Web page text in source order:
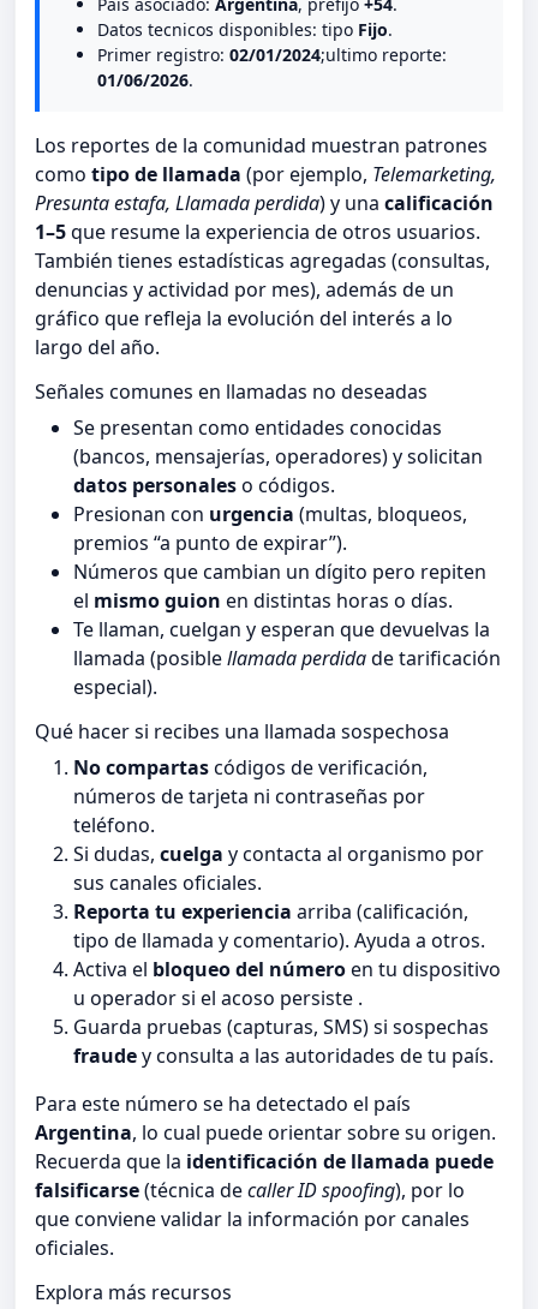
Datos tecnicos disponibles: tipo Fijo.
Primer registro: 02/01/2024;ultimo reporte:
01/06/2026.
Los reportes de la comunidad muestran patrones
como tipo de llamada (por ejemplo, Telemarketing,
Presunta estafa, Llamada perdida) y una calificación
1–5que resume la experiencia de otros usuarios.
También tienes estadísticas agregadas (consultas,
denuncias y actividad por mes), además de un
gráfico que refleja la evolución del interés a lo
largo del año.
Señales comunes en llamadas no deseadas
Se presentan como entidades conocidas
(bancos, mensajerías, operadores) y solicitan
datos personaleso códigos.
Presionan con urgencia (multas, bloqueos,
premios “a punto de expirar”).
Números que cambian un dígito pero repiten
el mismo guion en distintas horas o días.
Te llaman, cuelgan y esperan que devuelvas la
llamada (posiblellamada perdidade tarificación
especial).
Qué hacer si recibes una llamada sospechosa
No compartascódigos de verificación,
números de tarjeta ni contraseñas por
teléfono.
Si dudas, cuelga y contacta al organismo por
sus canales oficiales.
Reporta tu experiencia arriba (calificación,
tipo de llamada y comentario). Ayuda a otros.
Activa el bloqueo del númeroen tu dispositivo
u operador si el acoso persiste .
Guarda pruebas (capturas, SMS) si sospechas
fraudey consulta a las autoridades de tu país.
Para este número se ha detectado el país
Argentina, lo cual puede orientar sobre su origen.
Recuerda que la identificación de llamada puede
falsificarse(técnica decaller ID spoofing), por lo
que conviene validar la información por canales
oficiales.
Explora más recursos